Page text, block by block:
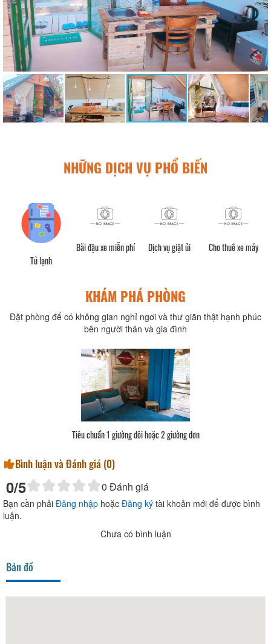
NHỮNG DỊCH VỤ PHỔ BIẾN
Tủ lạnh
Bãi đậu xe miễn phí Dịch vụ giặt ủi Cho thuê xe máy
KHÁM PHÁ PHÒNG
Đặt phòng để có không gian nghỉ ngơi và thư giãn thật hạnh phúc
bên người thân và gia đình
Tiêu chuẩn 1 giường đôi hoặc 2 giường đơn
Bình luận và Đánh giá (0)
0/5 0 Đánh giá
Bạn cần phải Đăng nhập hoặc Đăng ký tài khoản mới để được bình
luận.
Chưa có bình luận
Bản đồ